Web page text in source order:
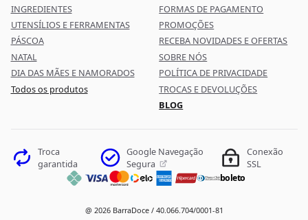
INGREDIENTES
UTENSÍLIOS E FERRAMENTAS
PÁSCOA
NATAL
DIA DAS MÃES E NAMORADOS
Todos os produtos
FORMAS DE PAGAMENTO
PROMOÇÕES
RECEBA NOVIDADES E OFERTAS
SOBRE NÓS
POLÍTICA DE PRIVACIDADE
TROCAS E DEVOLUÇÕES
BLOG
Troca
garantida
Google Navegação
Segura
Conexão
SSL
boleto
@ 2026 BarraDoce / 40.066.704/0001-81